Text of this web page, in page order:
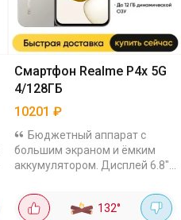
Смартфон Realme P4x 5G
4/128ГБ
10201 ₽
Бюджетный аппарат с
большим экраном и ёмким
аккумулятором. Дисплей 6.8"
разрешением 720×1570.
Аккумулятор ёмкостью 8000
132°